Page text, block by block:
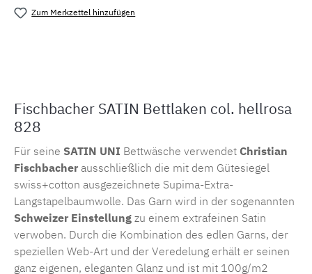
Zum Merkzettel hinzufügen
Fischbacher SATIN Bettlaken col. hellrosa
828
Für seine SATIN UNI Bettwäsche verwendet Christian
Fischbacher ausschließlich die mit dem Gütesiegel
swiss+cotton ausgezeichnete Supima-Extra-
Langstapelbaumwolle. Das Garn wird in der sogenannten
Schweizer Einstellung zu einem extrafeinen Satin
verwoben. Durch die Kombination des edlen Garns, der
speziellen Web-Art und der Veredelung erhält er seinen
ganz eigenen, eleganten Glanz und ist mit 100g/m2